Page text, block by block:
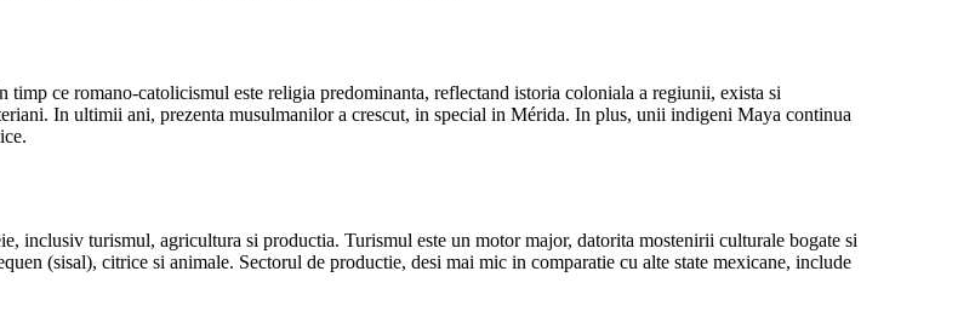
timp ce romano-catolicismul este religia predominanta, reflectand istoria coloniala a regiunii, exista si
In ultimii ani, prezenta musulmanilor a crescut, in special in Mérida. In plus, unii indigeni Maya continua
inclusiv turismul, agricultura si productia. Turismul este un motor major, datorita mostenirii culturale bogate si
(sisal), citrice si animale. Sectorul de productie, desi mai mic in comparatie cu alte state mexicane, include